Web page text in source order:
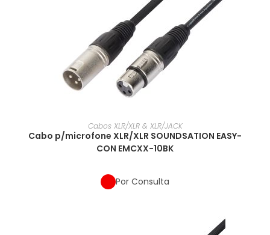
Cabos XLR/XLR & XLR/JACK
Cabo p/microfone XLR/XLR SOUNDSATION EASY-
CON EMCXX-10BK
Por Consulta